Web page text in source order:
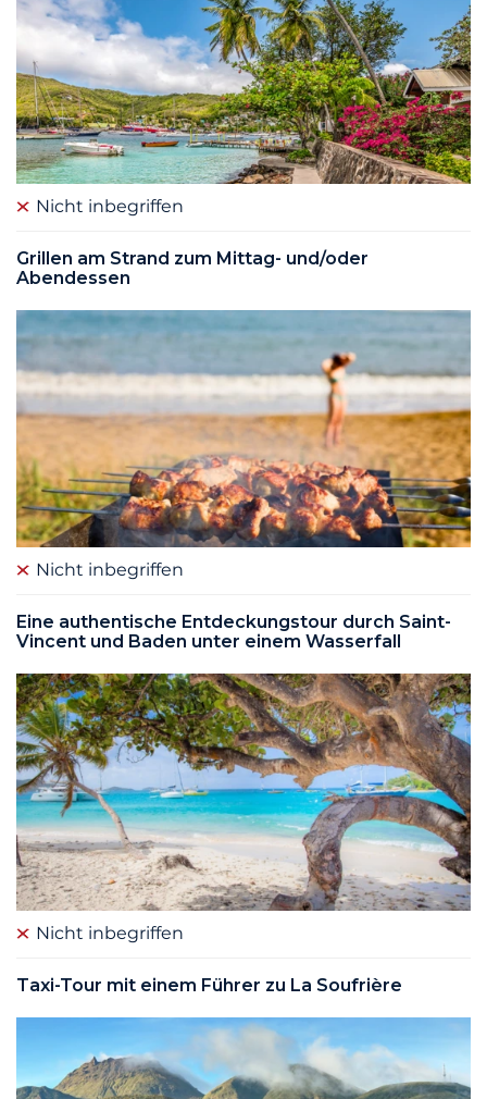
Nicht inbegriffen
Grillen am Strand zum Mittag- und/oder
Abendessen
Nicht inbegriffen
Eine authentische Entdeckungstour durch Saint-
Vincent und Baden unter einem Wasserfall
Nicht inbegriffen
Taxi-Tour mit einem Führer zu La Soufrière